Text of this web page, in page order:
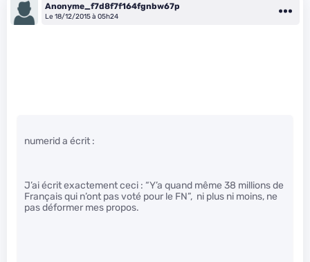
Anonyme_f7d8f7f164fgnbw67p
Le 18/12/2015 à 05h24
numerid a écrit :
J’ai écrit exactement ceci : “Y’a quand même 38 millions de
Français qui n’ont pas voté pour le FN”, ni plus ni moins, ne
pas déformer mes propos.